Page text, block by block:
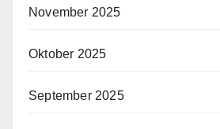
November 2025
Oktober 2025
September 2025